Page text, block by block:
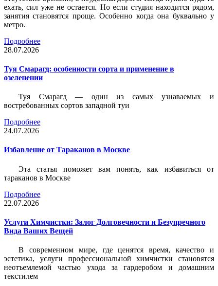
ехать, сил уже не остается. Но если студия находится рядом,
занятия становятся проще. Особенно когда она буквально у
метро.
Подробнее
28.07.2026
Туя Смарагд: особенности сорта и применение в
озеленении
Туя Смарагд — один из самых узнаваемых и
востребованных сортов западной туи
Подробнее
24.07.2026
Избавление от Тараканов в Москве
Эта статья поможет вам понять, как избавиться от
тараканов в Москве
Подробнее
22.07.2026
Услуги Химчистки: Залог Долговечности и Безупречного
Вида Ваших Вещей
В современном мире, где ценятся время, качество и
эстетика, услуги профессиональной химчистки становятся
неотъемлемой частью ухода за гардеробом и домашним
текстилем